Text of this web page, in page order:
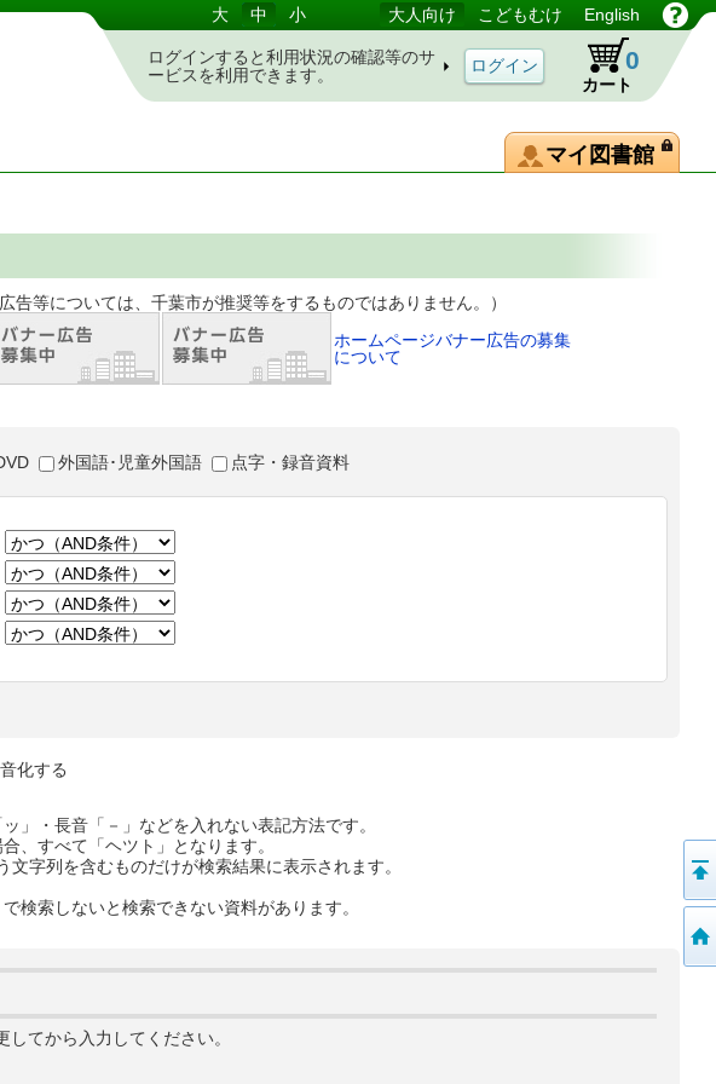
大 中 小 大人向け こどもむけ English
ログインすると利用状況の確認等のサ
ービスを利用できます。
カート
0
マイ図書館
葉市が推奨等をするものではありません。）
ホームページバナー広告の募集
について
外国語･児童外国語 点字・録音資料
化する
」・長音「－」などを入れない表記方法です。
、すべて「ヘツト」となります。
字列を含むものだけが検索結果に表示されます。
検索しないと検索できない資料があります。
てから入力してください。